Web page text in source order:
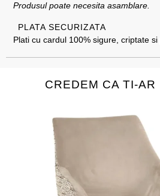
Produsul poate necesita asamblare.
PLATA SECURIZATA
Plati cu cardul 100% sigure, criptate si
CREDEM CA TI-AR